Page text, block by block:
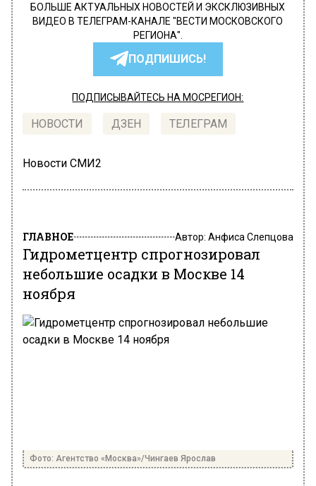
БОЛЬШЕ АКТУАЛЬНЫХ НОВОСТЕЙ И ЭКСКЛЮЗИВНЫХ
ВИДЕО В ТЕЛЕГРАМ-КАНАЛЕ "ВЕСТИ МОСКОВСКОГО
РЕГИОНА".
ПОДПИШИСЬ!
ПОДПИСЫВАЙТЕСЬ НА МОСРЕГИОН:
НОВОСТИ ДЗЕН ТЕЛЕГРАМ
Новости СМИ2
ГЛАВНОЕ Автор: Анфиса Слепцова
Гидрометцентр спрогнозировал
небольшие осадки в Москве 14
ноября
Фото: Агентство «Москва»/Чингаев Ярослав